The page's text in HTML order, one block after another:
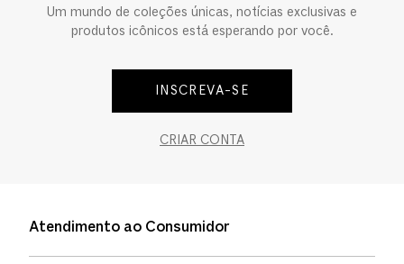
Um mundo de coleções únicas, notícias exclusivas e
produtos icônicos está esperando por você.
INSCREVA-SE
CRIAR CONTA
Atendimento ao Consumidor